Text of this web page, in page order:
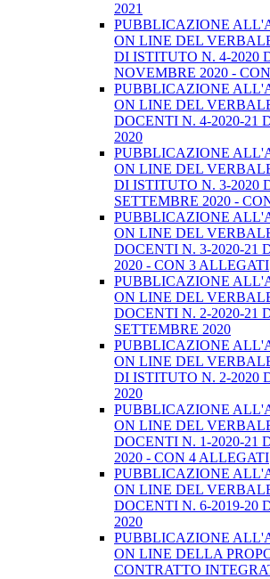
2021
PUBBLICAZIONE
ON LINE DEL
DI ISTITUTO N. 4-2020
NOVEMBRE 2020 -
PUBBLICAZIONE
ON LINE DEL
DOCENTI N. 4-2020-21
2020
PUBBLICAZIONE
ON LINE DEL
DI ISTITUTO N. 3-2020
SETTEMBRE 2020 -
PUBBLICAZIONE
ON LINE DEL
DOCENTI N. 3-2020-21
2020 - CON 3 ALLEGATI
PUBBLICAZIONE
ON LINE DEL
DOCENTI N. 2-2020-21
SETTEMBRE 2020
PUBBLICAZIONE
ON LINE DEL
DI ISTITUTO N. 2-2020
2020
PUBBLICAZIONE
ON LINE DEL
DOCENTI N. 1-2020-21
2020 - CON 4 ALLEGATI
PUBBLICAZIONE
ON LINE DEL
DOCENTI N. 6-2019-20
2020
PUBBLICAZIONE
ON LINE DELLA
CONTRATTO